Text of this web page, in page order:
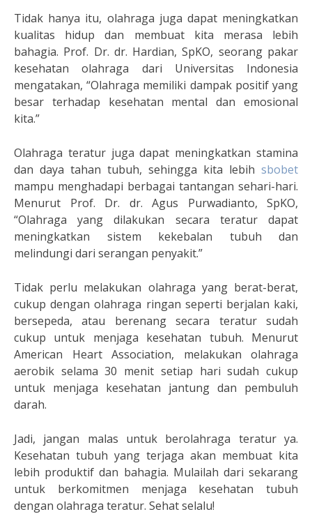
Tidak hanya itu, olahraga juga dapat meningkatkan
kualitas hidup dan membuat kita merasa lebih
bahagia. Prof. Dr. dr. Hardian, SpKO, seorang pakar
kesehatan olahraga dari Universitas Indonesia
mengatakan, “Olahraga memiliki dampak positif yang
besar terhadap kesehatan mental dan emosional
kita.”
Olahraga teratur juga dapat meningkatkan stamina
dan daya tahan tubuh, sehingga kita lebih sbobet
mampu menghadapi berbagai tantangan sehari-hari.
Menurut Prof. Dr. dr. Agus Purwadianto, SpKO,
“Olahraga yang dilakukan secara teratur dapat
meningkatkan sistem kekebalan tubuh dan
melindungi dari serangan penyakit.”
Tidak perlu melakukan olahraga yang berat-berat,
cukup dengan olahraga ringan seperti berjalan kaki,
bersepeda, atau berenang secara teratur sudah
cukup untuk menjaga kesehatan tubuh. Menurut
American Heart Association, melakukan olahraga
aerobik selama 30 menit setiap hari sudah cukup
untuk menjaga kesehatan jantung dan pembuluh
darah.
Jadi, jangan malas untuk berolahraga teratur ya.
Kesehatan tubuh yang terjaga akan membuat kita
lebih produktif dan bahagia. Mulailah dari sekarang
untuk berkomitmen menjaga kesehatan tubuh
dengan olahraga teratur. Sehat selalu!